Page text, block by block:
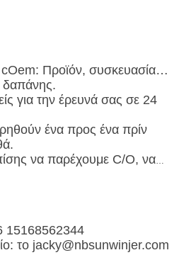
Προϊόν, συσκευασία…
δαπάνης.
για την έρευνά σας σε 24
ένα προς ένα πρίν
να παρέχουμε C/O, να
κ.λπ.
εξασφαλίσει ασφαλή
πραγματοποιήσει τον
15168562344
το jacky@nbsunwinjer.com